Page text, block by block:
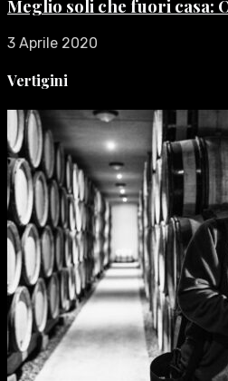
Meglio soli che fuori casa:
3 Aprile 2020
Vertigini